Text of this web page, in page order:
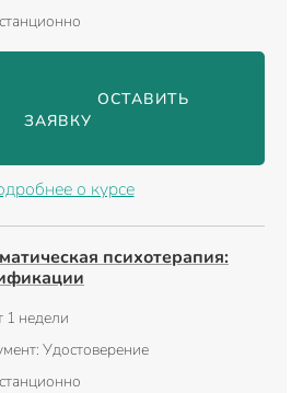
ОСТАВИТЬ
ЗАЯВКУ
о курсе
психотерапия:
1 недели
Удостоверение